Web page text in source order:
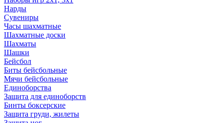
Нарды
Сувениры
Часы шахматные
Шахматные доски
Шахматы
Шашки
Бейсбол
Биты бейсбольные
Мячи бейсбольные
Единоборства
Защита для единоборств
Бинты боксерские
Защита груди, жилеты